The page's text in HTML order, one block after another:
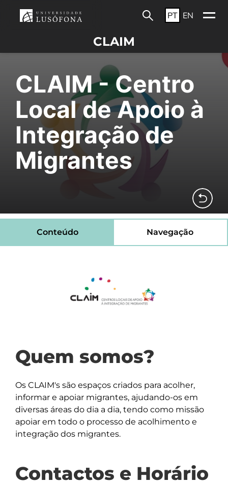
PT EN
CLAIM
CLAIM - Centro
Local de Apoio à
Integração de
Migrantes
Conteúdo Navegação
Quem somos?
Os CLAIM's são espaços criados para acolher,
informar e apoiar migrantes, ajudando-os em
diversas áreas do dia a dia, tendo como missão
apoiar em todo o processo de acolhimento e
integração dos migrantes.
Contactos e Horário